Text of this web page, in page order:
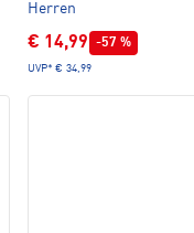
Herren
€ 14,99 -57 %
UVP* € 34,99